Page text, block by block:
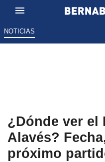
NOTICIAS
¿Dónde ver el
Alavés?
próximo